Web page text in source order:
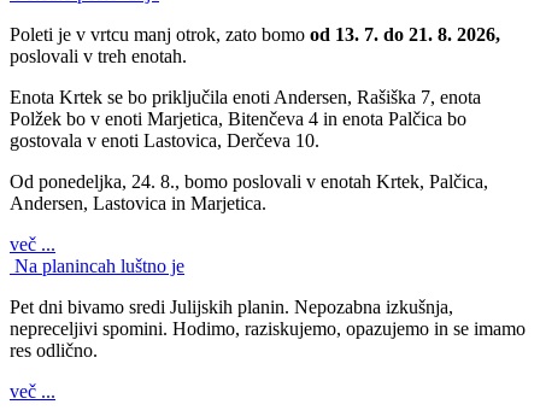
Poleti je v vrtcu manj otrok, zato bomo od 13. 7. do 21. 8. 2026,
poslovali v treh enotah.
Enota Krtek se bo priključila enoti Andersen, Rašiška 7, enota
Polžek bo v enoti Marjetica, Bitenčeva 4 in enota Palčica bo
gostovala v enoti Lastovica, Derčeva 10.
Od ponedeljka, 24. 8., bomo poslovali v enotah Krtek, Palčica,
Andersen, Lastovica in Marjetica.
več ...
Na planincah luštno je
Pet dni bivamo sredi Julijskih planin. Nepozabna izkušnja,
nepreceljivi spomini. Hodimo, raziskujemo, opazujemo in se imamo
res odlično.
več ...